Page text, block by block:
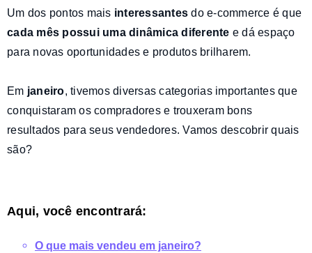
Um dos pontos mais interessantesdo e-commerce é que
cada mês possui uma dinâmica diferente e dá espaço
para novas oportunidades e produtos brilharem.
Em janeiro, tivemos diversas categorias importantes que
conquistaram os compradores e trouxeram bons
resultados para seus vendedores. Vamos descobrir quais
são?
Aqui, você encontrará:
O que mais vendeu em janeiro?